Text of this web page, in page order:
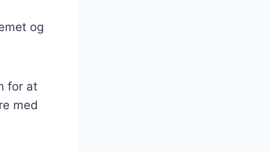
og
for at
med